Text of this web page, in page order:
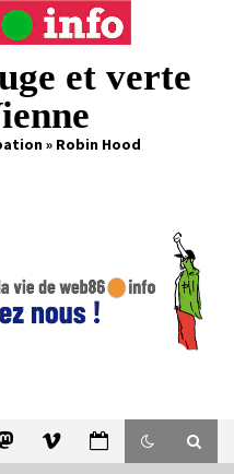
et verte
» Robin Hood